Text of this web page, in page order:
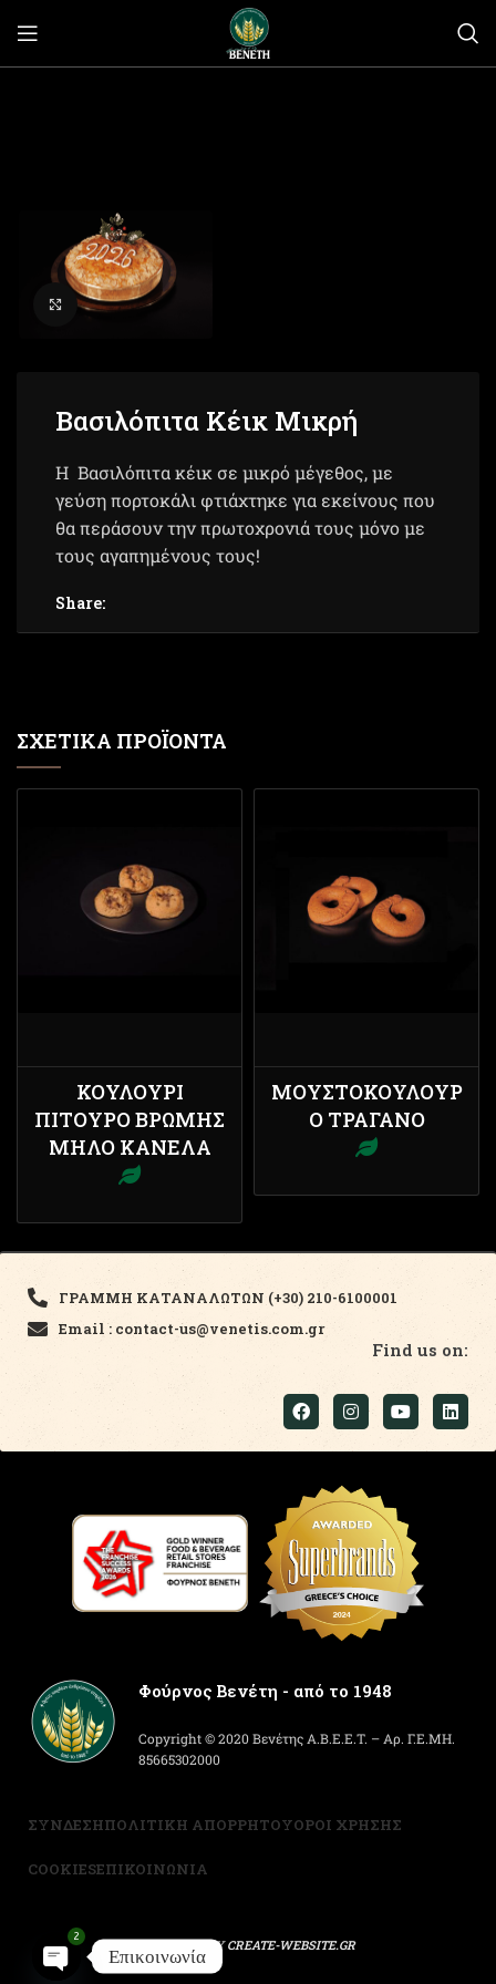
Click to enlarge
Βασιλόπιτα Κέικ Μικρή
H Βασιλόπιτα κέικ σε μικρό μέγεθος, με
γεύση πορτοκάλι φτιάχτηκε για εκείνους που
θα περάσουν την πρωτοχρονιά τους μόνο με
τους αγαπημένους τους!
Share:
ΣΧΕΤΙΚΆ ΠΡΟΪΌΝΤΑ
ΚΟΥΛΟΎΡΙ
ΠΊΤΟΥΡΟ ΒΡΏΜΗΣ
ΜΉΛΟ ΚΑΝΈΛΑ
ΜΟΥΣΤΟΚΟΎΛΟΥΡ
Ο ΤΡΑΓΑΝΌ
ΓΡΑΜΜΗ ΚΑΤΑΝΑΛΩΤΩΝ (+30) 210-6100001
Email : contact-us@venetis.com.gr
Find us on:
Φούρνος Βενέτη - από το 1948
Copyright © 2020 Βενέτης Α.Β.Ε.Ε.Τ. – Αρ. Γ.Ε.ΜΗ.
85665302000
ΣΥΝΔΕΣΗΠΟΛΙΤΙΚΗ ΑΠΟΡΡΗΤΟΥΟΡΟΙ ΧΡΗΣΗΣ
COOKIESΕΠΙΚΟΙΝΩΝΙΑ
POWERED BY CREATE-WEBSITE.GR
Επικοινωνία
2